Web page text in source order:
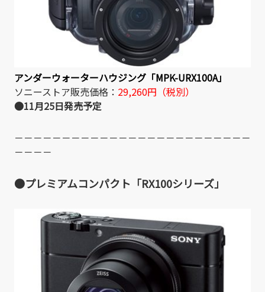
アンダーウォーターハウジング「MPK-URX100A」
ソニーストア販売価格： 29,260円（税別）
●11月25日発売予定
－－－－－－－－－－－－－－－－－－－－－－－－－
－－－－
●プレミアムコンパクト「RX100シリーズ」